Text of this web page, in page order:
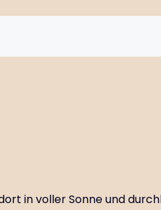
in voller Sonne und